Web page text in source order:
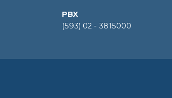
PBX
(593) 02 - 3815000